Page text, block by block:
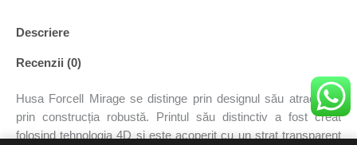
Descriere
Recenzii (0)
Husa Forcell Mirage se distinge prin designul său atractiv și
prin construcția robustă. Printul său distinctiv a fost creat
folosind tehnologia 4D și este acoperit cu un strat transparent